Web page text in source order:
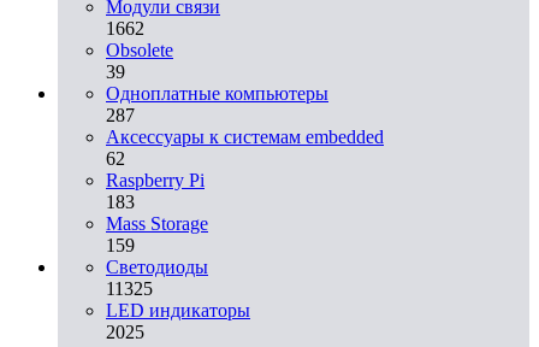
Модули связи
1662
Obsolete
39
Одноплатные компьютеры
287
Аксессуары к системам embedded
62
Raspberry Pi
183
Mass Storage
159
Светодиоды
11325
LED индикаторы
2025